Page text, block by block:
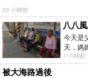
合照，畫面就是覺
日本招財貓，櫻
選手
20 小時前
今天是
天，媽
理家務
7 小時前
被大海路過後